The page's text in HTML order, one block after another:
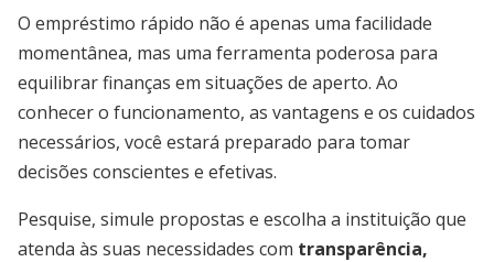
O empréstimo rápido não é apenas uma facilidade
momentânea, mas uma ferramenta poderosa para
equilibrar finanças em situações de aperto. Ao
conhecer o funcionamento, as vantagens e os cuidados
necessários, você estará preparado para tomar
decisões conscientes e efetivas.
Pesquise, simule propostas e escolha a instituição que
atenda às suas necessidades com transparência,